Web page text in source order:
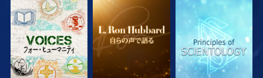
シリーズを探求 シリーズを探求 シリーズを探求